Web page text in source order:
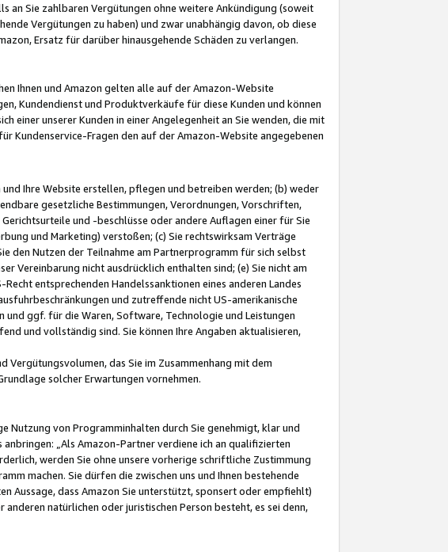
an Sie zahlbaren Vergütungen ohne weitere Ankündigung (soweit
Vergütungen zu haben) und zwar unabhängig davon, ob diese
Ersatz für darüber hinausgehende Schäden zu verlangen.
Ihnen und Amazon gelten alle auf der Amazon-Website
Kundendienst und Produktverkäufe für diese Kunden und können
einer unserer Kunden in einer Angelegenheit an Sie wenden, die mit
Kundenservice-Fragen den auf der Amazon-Website angegebenen
Ihre Website erstellen, pflegen und betreiben werden; (b) weder
gesetzliche Bestimmungen, Verordnungen, Vorschriften,
und -beschlüsse oder andere Auflagen einer für Sie
und Marketing) verstoßen; (c) Sie rechtswirksam Verträge
den Nutzen der Teilnahme am Partnerprogramm für sich selbst
Vereinbarung nicht ausdrücklich enthalten sind; (e) Sie nicht am
entsprechenden Handelssanktionen eines anderen Landes
und zutreffende nicht US-amerikanische
und ggf. für die Waren, Software, Technologie und Leistungen
und vollständig sind. Sie können Ihre Angaben aktualisieren,
Vergütungsvolumen, das Sie im Zusammenhang mit dem
solcher Erwartungen vornehmen.
Nutzung von Programminhalten durch Sie genehmigt, klar und
„Als Amazon-Partner verdiene ich an qualifizierten
werden Sie ohne unsere vorherige schriftliche Zustimmung
machen. Sie dürfen die zwischen uns und Ihnen bestehende
Aussage, dass Amazon Sie unterstützt, sponsert oder empfiehlt)
natürlichen oder juristischen Person besteht, es sei denn,